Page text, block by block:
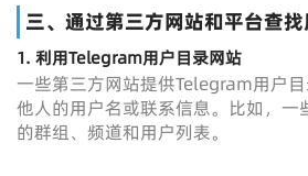
三、通过第三方网站和平台查找
1. 利用Telegram用户目录网站
一些第三方网站提供Telegram用户
他人的用户名或联系信息。比如，一
的群组、频道和用户列表。